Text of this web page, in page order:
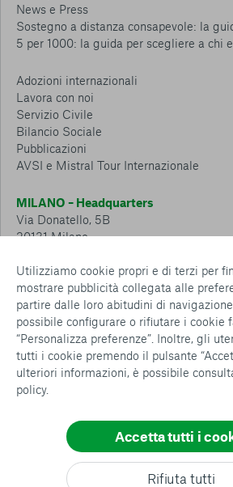
Utilizziamo cookie propri e di terzi per
mostrare pubblicità collegata alle
partire dalle loro abitudini di
possibile configurare o rifiutare i cookie
“Personalizza preferenze”. Inoltre, gli
tutti i cookie premendo il pulsante
ulteriori informazioni, è possibile
policy.
Rifiuta tutti
Accetta tutti i
Consenti tutti
News e Press
Sostegno a distanza consapevole: la
5 per 1000: la guida per scegliere a chi
Adozioni internazionali
Lavora con noi
Servizio Civile
Bilancio Sociale
Pubblicazioni
AVSI e Mistral Tour Internazionale
MILANO – Headquarters
Via Donatello, 5B
20131 Milano
CESENA – Sostegno a distanza
Via Padre Vicinio da Sarsina, 216
47521 Cesena
Tel.: 0547 360 811
Detrazioni e deduzioni fiscali sulle
come usufruirne
Whistleblowing Policy
Privacy policy
Cookie policy
Configurazione Cookies